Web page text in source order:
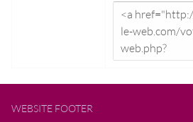
WEBSITE FOOTER